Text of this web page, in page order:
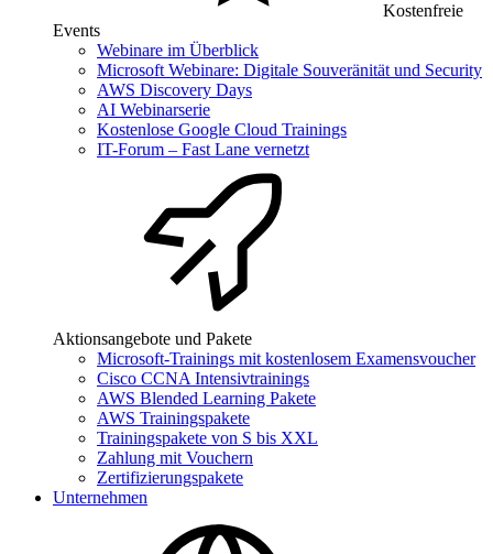
Kostenfreie
Events
Webinare im Überblick
Microsoft Webinare: Digitale Souveränität und Security
AWS Discovery Days
AI Webinarserie
Kostenlose Google Cloud Trainings
IT-Forum – Fast Lane vernetzt
Aktionsangebote und Pakete
Microsoft-Trainings mit kostenlosem Examensvoucher
Cisco CCNA Intensivtrainings
AWS Blended Learning Pakete
AWS Trainingspakete
Trainingspakete von S bis XXL
Zahlung mit Vouchern
Zertifizierungspakete
Unternehmen